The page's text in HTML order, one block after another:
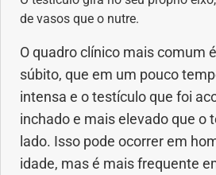
Vitaminas
de vasos que o nutre.
O quadro clínico mais comum
súbito, que em um pouco
intensa e o testículo que foi
inchado e mais elevado que o
lado. Isso pode ocorrer em
idade, mas é mais frequente